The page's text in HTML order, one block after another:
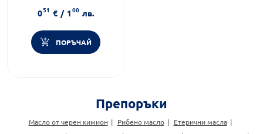
051 € / 100 лв.
ПОРЪЧАЙ
Препоръки
Масло от черен кимион Рибено масло
Етерични масла